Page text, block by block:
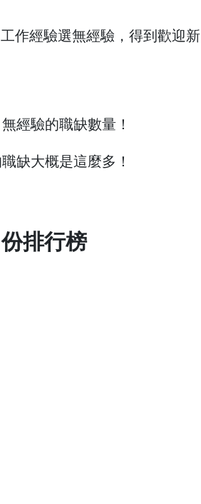
作經驗選無經驗，得到歡迎新
經驗的職缺數量！
缺大概是這麼多！
排行榜